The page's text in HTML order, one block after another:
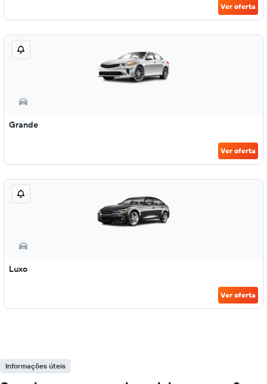
Ver oferta
Grande
Ver oferta
Luxo
Ver oferta
Informações úteis